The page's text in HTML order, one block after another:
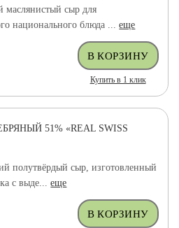
маслянистый сыр для
национального блюда ...еще
Купить в 1 клик
51% «REAL SWISS
полутвёрдый сыр, изготовленный
с выде...еще